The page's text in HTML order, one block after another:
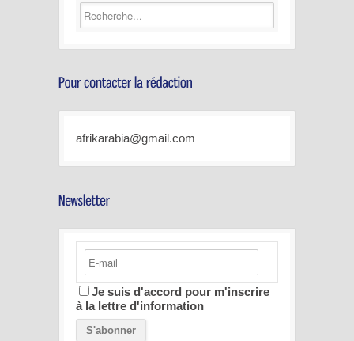
afrikarabia@gmail.com
Je suis d'accord pour m'inscrire
à la lettre d'information